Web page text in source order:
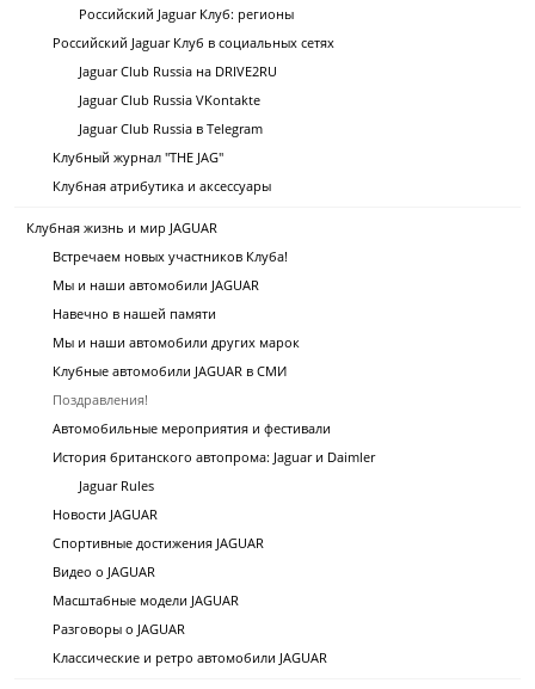
Российский Jaguar Клуб: регионы
Российский Jaguar Клуб в социальных сетях
Jaguar Club Russia на DRIVE2RU
Jaguar Club Russia VKontakte
Jaguar Club Russia в Telegram
Клубный журнал "THE JAG"
Клубная атрибутика и аксессуары
Клубная жизнь и мир JAGUAR
Встречаем новых участников Клуба!
Мы и наши автомобили JAGUAR
Навечно в нашей памяти
Мы и наши автомобили других марок
Клубные автомобили JAGUAR в СМИ
Поздравления!
Автомобильные мероприятия и фестивали
История британского автопрома: Jaguar и Daimler
Jaguar Rules
Новости JAGUAR
Спортивные достижения JAGUAR
Видео о JAGUAR
Масштабные модели JAGUAR
Разговоры о JAGUAR
Классические и ретро автомобили JAGUAR